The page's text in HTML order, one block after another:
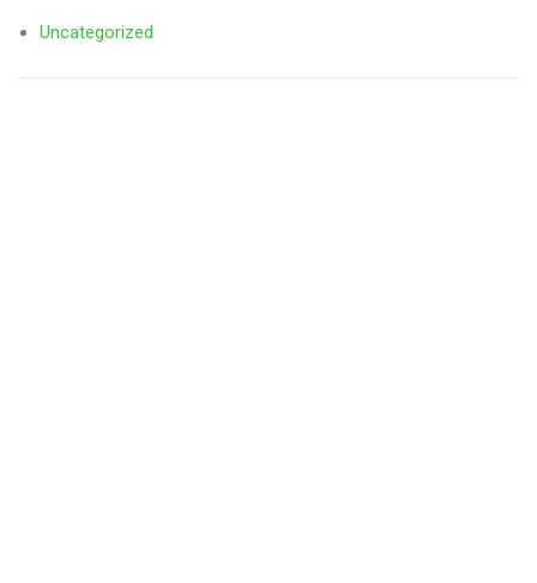
Uncategorized